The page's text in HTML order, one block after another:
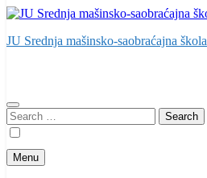
JU Srednja mašinsko-saobraćajna škola
Search
for:
Menu